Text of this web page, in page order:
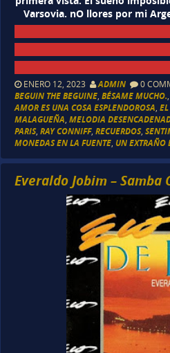
Varsovia. nO llores por mi
ENERO 12, 2023 ADMIN 0
BEGUIN THE BEGUINE,BÉSAME MUCHO.
AMOR ES UNA COSA ESPLENDOROSA,
MALAGUEÑA,MELODIA
PARIS,RAY CONNIFF,RECUERDOS,
MONEDAS EN LA FUENTE, UN EXTRAÑO
Everaldo Jobim – Samba